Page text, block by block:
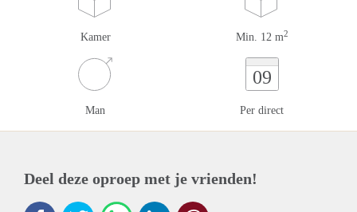
Kamer Min. 12 m2
Man
09
Per direct
Deel deze oproep met je vrienden!